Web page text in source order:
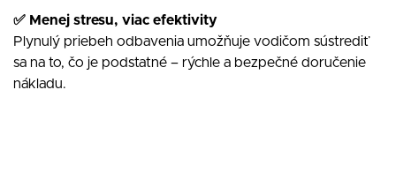
✅ Menej stresu, viac efektivity
Plynulý priebeh odbavenia umožňuje vodičom sústrediť
sa na to, čo je podstatné – rýchle a bezpečné doručenie
nákladu.